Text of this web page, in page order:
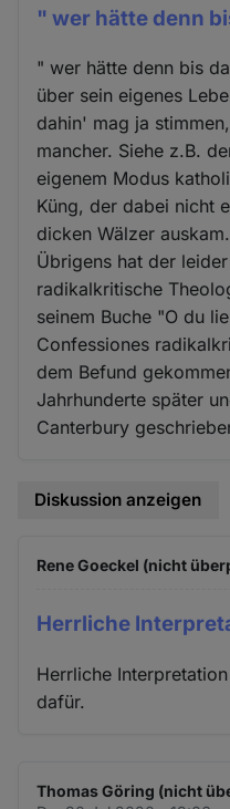
" wer hätte denn
" wer hätte denn bis
über sein eigenes
dahin' mag ja
mancher. Siehe z.B.
eigenem Modus
Küng, der dabei nicht
dicken Wälzer auskam.
Übrigens hat der
radikalkritische
seinem Buche "O du
Confessiones
dem Befund
Jahrhunderte später
Canterbury
Diskussion anzeigen
Rene Goeckel (nicht
Herrliche
Herrliche
dafür.
Thomas Göring (nicht